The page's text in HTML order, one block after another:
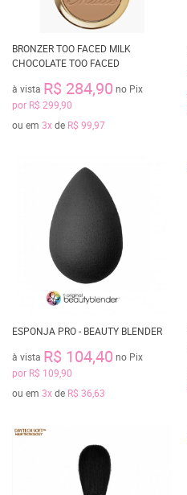
BRONZER TOO FACED MILK
CHOCOLATE TOO FACED
à vista R$ 284,90 no Pix
por R$ 299,90
ou em 3xde R$ 99,97
ESPONJA PRO - BEAUTY BLENDER
à vista R$ 104,40 no Pix
por R$ 109,90
ou em 3xde R$ 36,63